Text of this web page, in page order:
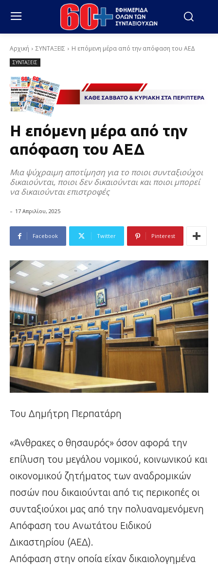
Αρχική ΣΥΝΤΑΞΕΙΣ Η επόμενη μέρα από την απόφαση του ΑΕΔ
ΣΥΝΤΑΞΕΙΣ
Η επόμενη μέρα από την
απόφαση του ΑΕΔ
Μια ψύχραιμη αποτίμηση για το ποιοι συνταξιούχοι
δικαιούνται, ποιοι δεν δικαιούνται και ποιοι μπορεί
να δικαιούνται επιστροφές
- 17 Απριλίου, 2025
Facebook Twitter Pinterest
Του Δημήτρη Περπατάρη
«Άνθρακες ο θησαυρός» όσον αφορά την
επίλυση του μεγάλου νομικού, κοινωνικού και
οικονομικού ζητήματος των αναδρομικών
ποσών που δικαιούνται από τις περικοπές οι
συνταξιούχοι μας από την πολυαναμενόμενη
Απόφαση του Ανωτάτου Ειδικού
Δικαστηρίου (ΑΕΔ).
Απόφαση στην οποία είχαν δικαιολογημένα